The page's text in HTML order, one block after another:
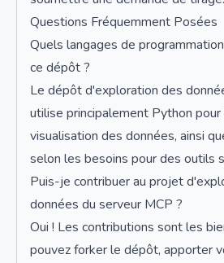
Questions Fréquemment Posées
Quels langages de
ce dépôt ?
Le dépôt d'exploration des
utilise principalement Python
visualisation des données, ainsi
selon les besoins pour des outils
Puis-je contribuer au projet
données du serveur MCP ?
Oui ! Les contributions sont les
pouvez forker le dépôt, apporter